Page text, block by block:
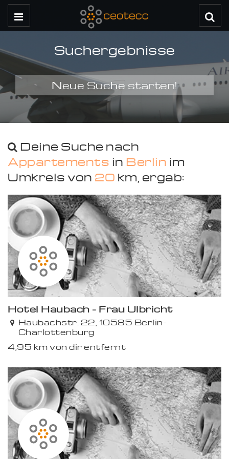
Suchergebnisse
Neue Suche starten!
Deine Suche nach
Appartements in Berlin im
Umkreis von 20 km, ergab:
Hotel Haubach - Frau Ulbricht
Haubachstr. 22, 10585 Berlin-
Charlottenburg
4,95 km von dir entfernt